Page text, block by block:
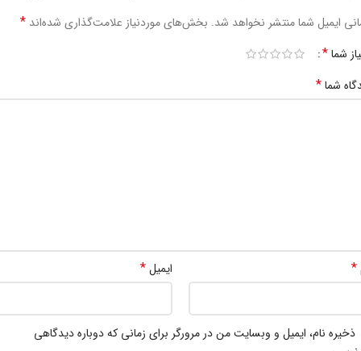
ایمیل شما منتشر نخواهد شد. بخش‌های موردنیاز علامت‌گذاری شده‌اند *
شما*
شما*
* ایمیل*
ذخیره نام، ایمیل و وبسایت من در مرورگر برای زمانی که دوباره دیدگاهی